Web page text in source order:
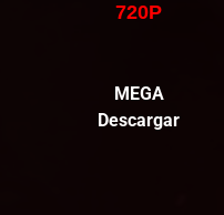
720P
MEGA
Descargar